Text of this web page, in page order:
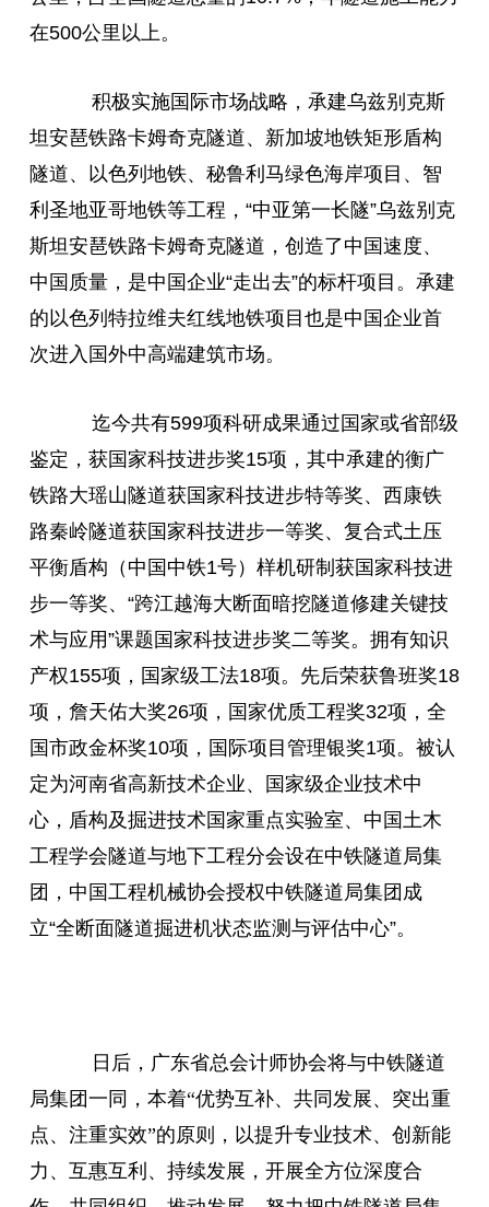
在500公里以上。
积极实施国际市场战略，承建乌兹别克斯
坦安琶铁路卡姆奇克隧道、新加坡地铁矩形盾构
隧道、以色列地铁、秘鲁利马绿色海岸项目、智
利圣地亚哥地铁等工程，“中亚第一长隧”乌兹别克
斯坦安琶铁路卡姆奇克隧道，创造了中国速度、
中国质量，是中国企业“走出去”的标杆项目。承建
的以色列特拉维夫红线地铁项目也是中国企业首
次进入国外中高端建筑市场。
迄今共有599项科研成果通过国家或省部级
鉴定，获国家科技进步奖15项，其中承建的衡广
铁路大瑶山隧道获国家科技进步特等奖、西康铁
路秦岭隧道获国家科技进步一等奖、复合式土压
平衡盾构（中国中铁1号）样机研制获国家科技进
步一等奖、“跨江越海大断面暗挖隧道修建关键技
术与应用”课题国家科技进步奖二等奖。拥有知识
产权155项，国家级工法18项。先后荣获鲁班奖18
项，詹天佑大奖26项，国家优质工程奖32项，全
国市政金杯奖10项，国际项目管理银奖1项。被认
定为河南省高新技术企业、国家级企业技术中
心，盾构及掘进技术国家重点实验室、中国土木
工程学会隧道与地下工程分会设在中铁隧道局集
团，中国工程机械协会授权中铁隧道局集团成
立“全断面隧道掘进机状态监测与评估中心”。
日后，广东省总会计师协会将与中铁隧道
局集团一同，本着“优势互补、共同发展、突出重
点、注重实效”的原则，以提升专业技术、创新能
力、互惠互利、持续发展，开展全方位深度合